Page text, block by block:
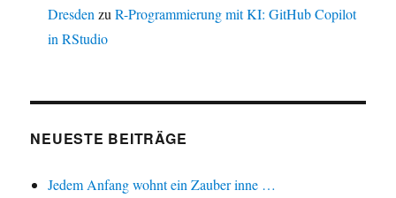
Dresden zuR-Programmierung mit KI: GitHub Copilot
in RStudio
NEUESTE BEITRÄGE
Jedem Anfang wohnt ein Zauber inne …